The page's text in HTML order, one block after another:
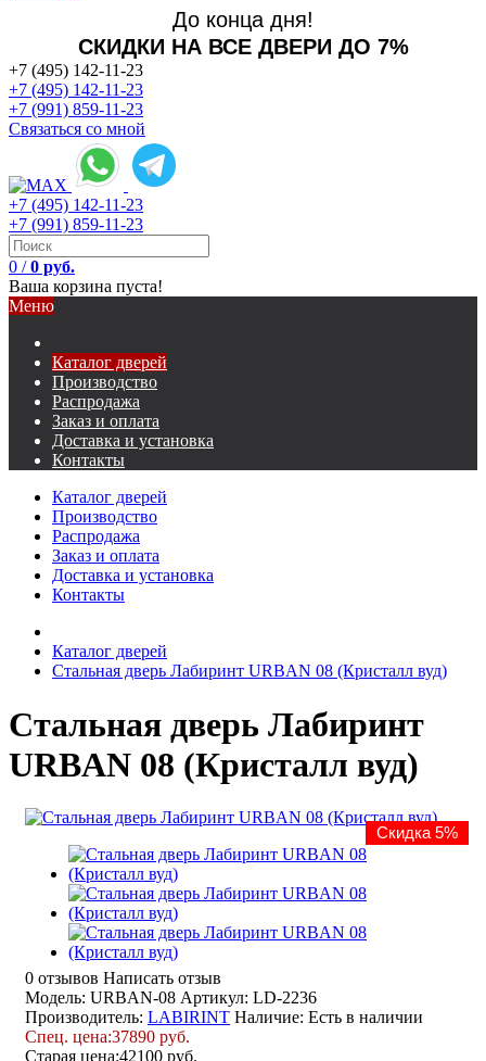
До конца дня!
СКИДКИ НА ВСЕ ДВЕРИ ДО 7%
+7 (495) 142-11-23
+7 (495) 142-11-23
+7 (991) 859-11-23
Связаться со мной
+7 (495) 142-11-23
+7 (991) 859-11-23
0 / 0 руб.
Ваша корзина пуста!
Меню
Каталог дверей
Производство
Распродажа
Заказ и оплата
Доставка и установка
Контакты
Каталог дверей
Производство
Распродажа
Заказ и оплата
Доставка и установка
Контакты
Каталог дверей
Стальная дверь Лабиринт URBAN 08 (Кристалл вуд)
Стальная дверь Лабиринт
URBAN 08 (Кристалл вуд)
Скидка 5%
0 отзывов Написать отзыв
Модель: URBAN-08 Артикул: LD-2236
Производитель: LABIRINT Наличие: Есть в наличии
Спец. цена:37890 руб.
Старая цена:42100 руб.